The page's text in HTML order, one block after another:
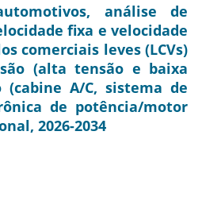
análise de
fixa e velocidade
comerciais leves (LCVs)
(alta tensão e baixa
A/C, sistema de
de potência/motor
2026-2034